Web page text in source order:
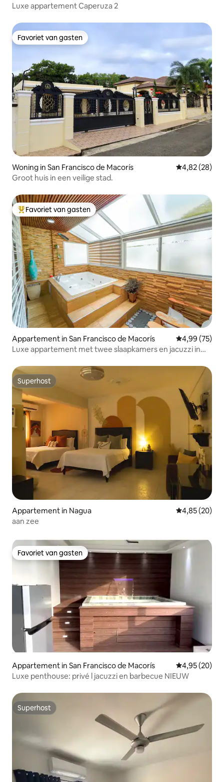
Luxe appartement Caperuza 2
Favoriet van gasten
Favoriet van gasten
Woning in San Francisco de Macorís Gemiddelde
4,82 (28)
Groot huis in een veilige stad.
Topfavoriet van gasten
Favoriet van gasten
Appartement in San Francisco de Macorís Gemiddelde
4,99 (75)
Luxe appartement met twee slaapkamers en jacuzzi in
Superhost
Superhost
Appartement in Nagua Gemiddelde
4,85 (20)
aan zee
Favoriet van gasten
Favoriet van gasten
Appartement in San Francisco de Macorís Gemiddelde
4,95 (20)
Luxe penthouse: privé l jacuzzi en barbecue NIEUW
Superhost
Superhost